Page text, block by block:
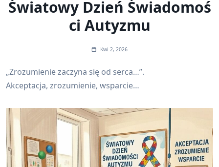
Światowy Dzień Świadomoś
ci Autyzmu
Kwi 2, 2026
„Zrozumienie zaczyna się od serca…”.
Akceptacja, zrozumienie, wsparcie…